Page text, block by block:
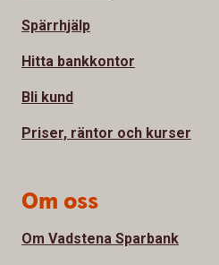
Spärrhjälp
Hitta bankkontor
Bli kund
Priser, räntor och kurser
Om oss
Om Vadstena Sparbank